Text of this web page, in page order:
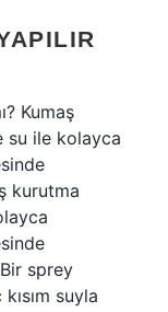
Kumaş
su ile kolayca
kurutma
sprey
suyla